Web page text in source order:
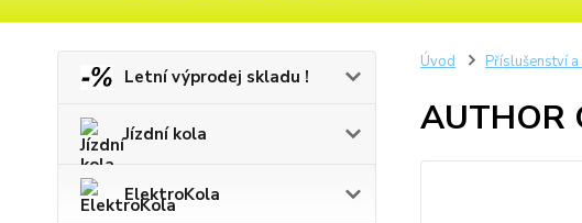
Letní výprodej skladu !
Jízdní kola
ElektroKola
Úvod Příslušenství
AUTHOR